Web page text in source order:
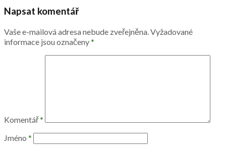
Napsat komentář
Vaše e-mailová adresa nebude zveřejněna. Vyžadované
informace jsou označeny*
Komentář*
Jméno *